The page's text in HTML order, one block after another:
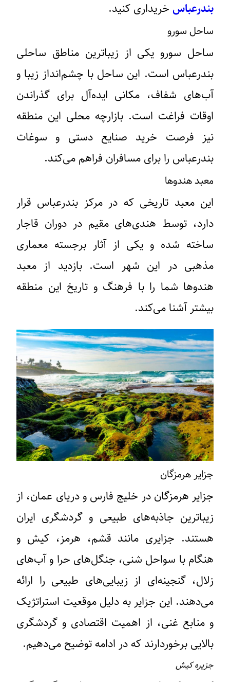
بندرعباس خریداری کنید.
ساحل سورو
ساحل سورو یکی از زیباترین مناطق ساحلی
بندرعباس است. این ساحل با چشم‌انداز زیبا و
آب‌های شفاف، مکانی ایده‌آل برای گذراندن
اوقات فراغت است. بازارچه محلی این منطقه
نیز فرصت خرید صنایع دستی و سوغات
بندرعباس را برای مسافران فراهم می‌کند.
معبد هندوها
این معبد تاریخی که در مرکز بندرعباس قرار
دارد، توسط هندی‌های مقیم در دوران قاجار
ساخته شده و یکی از آثار برجسته معماری
مذهبی در این شهر است. بازدید از معبد
هندوها شما را با فرهنگ و تاریخ این منطقه
بیشتر آشنا می‌کند.
جزایر هرمزگان
جزایر هرمزگان در خلیج فارس و دریای عمان، از
زیباترین جاذبه‌های طبیعی و گردشگری ایران
هستند. جزایری مانند قشم، هرمز، کیش و
هنگام با سواحل شنی، جنگل‌های حرا و آب‌های
زلال، گنجینه‌ای از زیبایی‌های طبیعی را ارائه
می‌دهند. این جزایر به دلیل موقعیت استراتژیک
و منابع غنی، از اهمیت اقتصادی و گردشگری
بالایی برخوردارند که در ادامه توضیح می‌دهیم.
جزیره کیش